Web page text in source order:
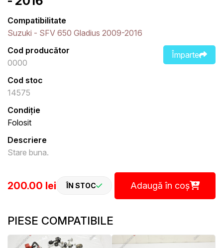
Compatibilitate
Suzuki - SFV 650 Gladius 2009-2016
Împarte
Cod producător
0000
Cod stoc
14575
Condiție
Folosit
Descriere
Stare buna.
200.00 lei ÎN STOC Adaugă în coș
PIESE COMPATIBILE